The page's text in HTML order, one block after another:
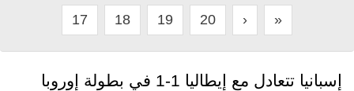
17 18 19 20 › »
إسبانيا تتعادل مع إيطاليا 1-1 في بطولة إوروبا